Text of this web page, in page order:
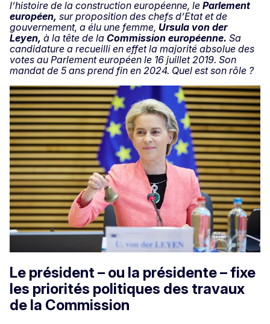
l’histoire de la construction européenne, le Parlement
européen, sur proposition des chefs d’Etat et de
gouvernement, a élu une femme, Ursula von der
Leyen, à la tête de la Commission européenne. Sa
candidature a recueilli en effet la majorité absolue des
votes au Parlement européen le 16 juillet 2019. Son
mandat de 5 ans prend fin en 2024. Quel est son rôle ?
Le président – ou la présidente – fixe
les priorités politiques des travaux
de la Commission